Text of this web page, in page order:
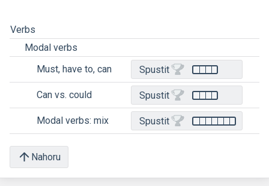
Verbs
Modal verbs
Must, have to, can
Spustit
Can vs. could Spustit
Modal verbs: mix Spustit
Nahoru